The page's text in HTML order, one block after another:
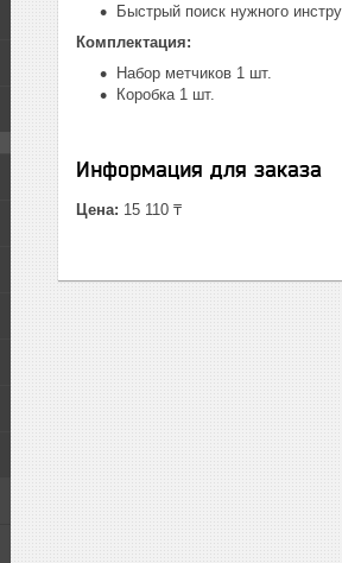
Быстрый поиск нужного
Комплектация:
Набор метчиков 1 шт.
Коробка 1 шт.
Информация для заказа
Цена: 15 110 ₸